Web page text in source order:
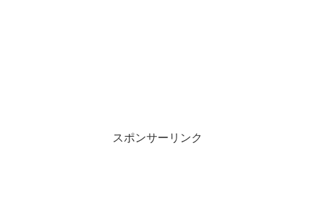
スポンサーリンク